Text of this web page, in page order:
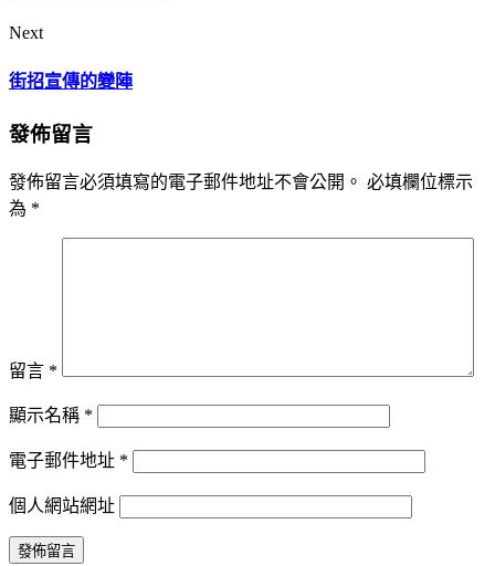
Next
街招宣傳的變陣
發佈留言
發佈留言必須填寫的電子郵件地址不會公開。 必填欄位標示
為 *
留言 *
顯示名稱 *
電子郵件地址 *
個人網站網址